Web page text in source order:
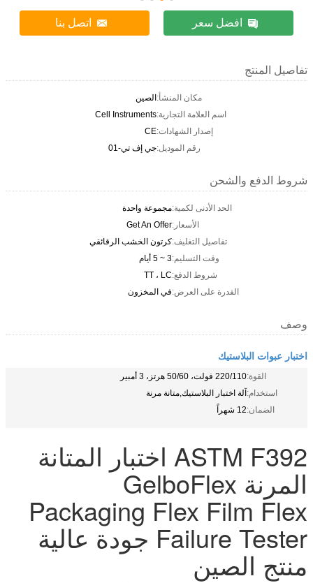
افضل سعر اتصل بنا
تفاصيل المنتج
مكان المنشأ:الصين
اسم العلامة التجارية:Cell Instruments
إصدار الشهادات:CE
رقم الموديل:جي إف تي-01
شروط الدفع والشحن
الحد الأدنى لكمية:مجموعة واحدة
الأسعار:Get An Offer
تفاصيل التغليف:كرتون الخشب الرقائقي
وقت التسليم:3 ~ 5 أيام
شروط الدفع:TT ، LC
القدرة على العرض:في المخزون
وصف
اختبار عبوات البلاستيك
القوة:220/110 فولت، 50/60 هرتز، 3 أمبير
استخدام:آلة اختبار البلاستيك,متانة مرنة
الضمان:12 شهراً
ASTM F392 اختبار المتانة
المرنة GelboFlex
Packaging Flex Film Flex
Failure Tester جودة عالية
منتج الصين